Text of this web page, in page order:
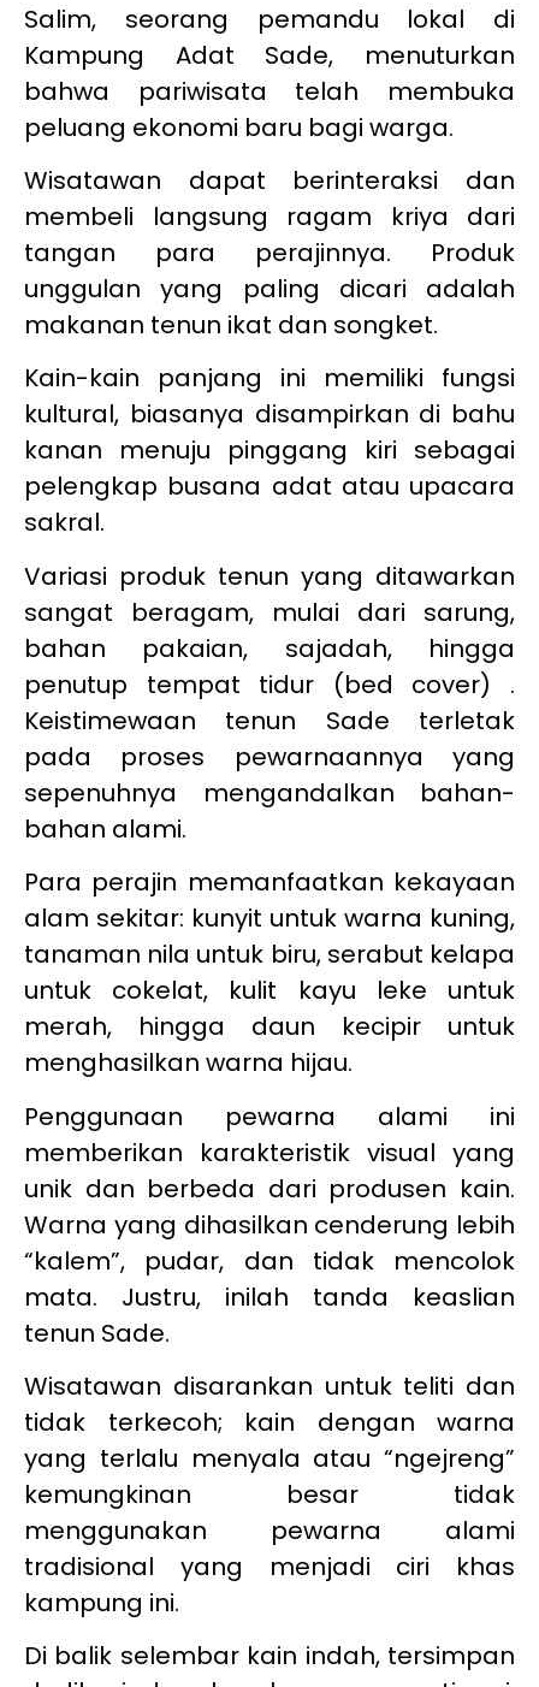
Salim, seorang pemandu lokal di
Kampung Adat Sade, menuturkan
bahwa pariwisata telah membuka
peluang ekonomi baru bagi warga.
Wisatawan dapat berinteraksi dan
membeli langsung ragam kriya dari
tangan para perajinnya. Produk
unggulan yang paling dicari adalah
makanan tenun ikat dan songket.
Kain-kain panjang ini memiliki fungsi
kultural, biasanya disampirkan di bahu
kanan menuju pinggang kiri sebagai
pelengkap busana adat atau upacara
sakral.
Variasi produk tenun yang ditawarkan
sangat beragam, mulai dari sarung,
bahan pakaian, sajadah, hingga
penutup tempat tidur (bed cover) .
Keistimewaan tenun Sade terletak
pada proses pewarnaannya yang
sepenuhnya mengandalkan bahan-
bahan alami.
Para perajin memanfaatkan kekayaan
alam sekitar: kunyit untuk warna kuning,
tanaman nila untuk biru, serabut kelapa
untuk cokelat, kulit kayu leke untuk
merah, hingga daun kecipir untuk
menghasilkan warna hijau.
Penggunaan pewarna alami ini
memberikan karakteristik visual yang
unik dan berbeda dari produsen kain.
Warna yang dihasilkan cenderung lebih
“kalem”, pudar, dan tidak mencolok
mata. Justru, inilah tanda keaslian
tenun Sade.
Wisatawan disarankan untuk teliti dan
tidak terkecoh; kain dengan warna
yang terlalu menyala atau “ngejreng”
kemungkinan besar tidak
menggunakan pewarna alami
tradisional yang menjadi ciri khas
kampung ini.
Di balik selembar kain indah, tersimpan